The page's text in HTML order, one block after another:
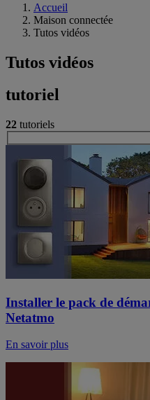
Accueil
Maison connectée
Tutos vidéos
Tutos vidéos
tutoriel
22 tutoriels
Installer le pack de
Netatmo
En savoir plus